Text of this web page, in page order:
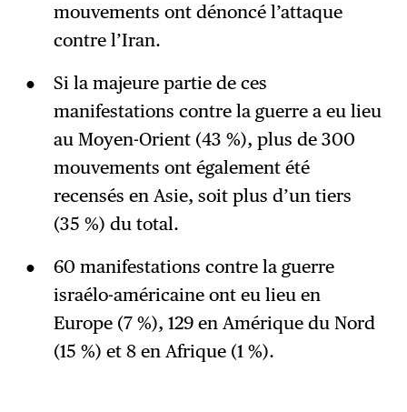
mouvements ont dénoncé l’attaque
contre l’Iran.
Si la majeure partie de ces
manifestations contre la guerre a eu lieu
au Moyen-Orient (43 %), plus de 300
mouvements ont également été
recensés en Asie, soit plus d’un tiers
(35 %) du total.
60 manifestations contre la guerre
israélo-américaine ont eu lieu en
Europe (7 %), 129 en Amérique du Nord
(15 %) et 8 en Afrique (1 %).